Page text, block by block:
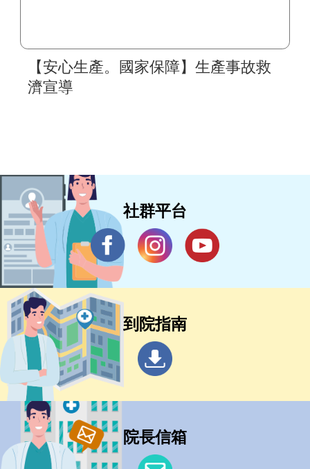
【安心生產。國家保障】生產事故救
濟宣導
社群平台
到院指南
院長信箱